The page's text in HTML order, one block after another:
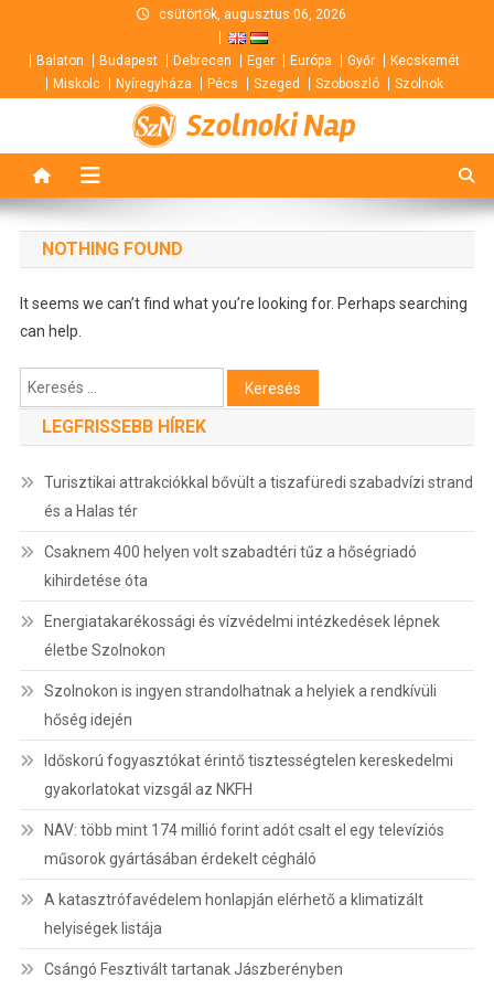
content
csütörtök, augusztus 06, 2026
Balaton Budapest Debrecen Eger Európa Győr
Kecskemét
Miskolc
Nyíregyháza Pécs Szeged Szoboszló Szolnok
Szolnoki Nap
NOTHING FOUND
It seems we can’t find what you’re looking for. Perhaps searching
can help.
Keresés:
LEGFRISSEBB HÍREK
Turisztikai attrakciókkal bővült a tiszafüredi szabadvízi strand
és a Halas tér
Csaknem 400 helyen volt szabadtéri tűz a hőségriadó
kihirdetése óta
Energiatakarékossági és vízvédelmi intézkedések lépnek
életbe Szolnokon
Szolnokon is ingyen strandolhatnak a helyiek a rendkívüli
hőség idején
Időskorú fogyasztókat érintő tisztességtelen kereskedelmi
gyakorlatokat vizsgál az NKFH
NAV: több mint 174 millió forint adót csalt el egy televíziós
műsorok gyártásában érdekelt cégháló
A katasztrófavédelem honlapján elérhető a klimatizált
helyiségek listája
Csángó Fesztivált tartanak Jászberényben